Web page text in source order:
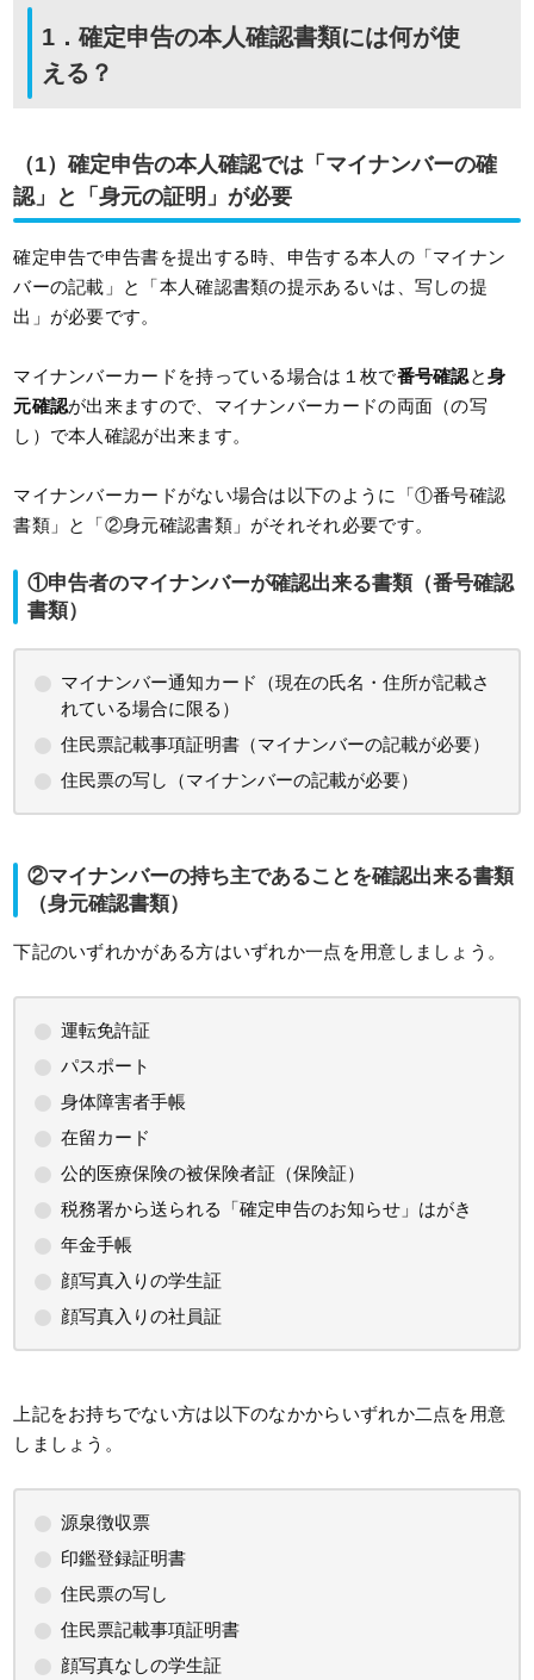
1．確定申告の本人確認書類には何が使
える？
（1）確定申告の本人確認では「マイナンバーの確
認」と「身元の証明」が必要
確定申告で申告書を提出する時、申告する本人の「マイナン
バーの記載」と「本人確認書類の提示あるいは、写しの提
出」が必要です。
マイナンバーカードを持っている場合は１枚で番号確認と身
元確認が出来ますので、マイナンバーカードの両面（の写
し）で本人確認が出来ます。
マイナンバーカードがない場合は以下のように「①番号確認
書類」と「②身元確認書類」がそれそれ必要です。
①申告者のマイナンバーが確認出来る書類（番号確認
書類）
マイナンバー通知カード（現在の氏名・住所が記載さ
れている場合に限る）
住民票記載事項証明書（マイナンバーの記載が必要）
住民票の写し（マイナンバーの記載が必要）
②マイナンバーの持ち主であることを確認出来る書類
（身元確認書類）
下記のいずれかがある方はいずれか一点を用意しましょう。
運転免許証
パスポート
身体障害者手帳
在留カード
公的医療保険の被保険者証（保険証）
税務署から送られる「確定申告のお知らせ」はがき
年金手帳
顔写真入りの学生証
顔写真入りの社員証
上記をお持ちでない方は以下のなかからいずれか二点を用意
しましょう。
源泉徴収票
印鑑登録証明書
住民票の写し
住民票記載事項証明書
顔写真なしの学生証